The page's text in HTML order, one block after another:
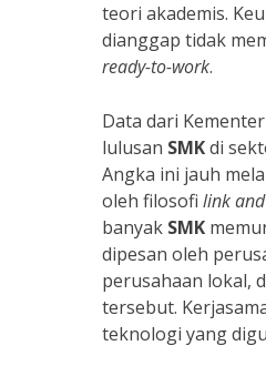
teori akademis.
dianggap tidak
ready-to-work.
Data dari
lulusan SMKdi
Angka ini jauh
oleh filosofi link
banyak SMK
dipesan oleh
perusahaan lokal,
tersebut.
teknologi yang